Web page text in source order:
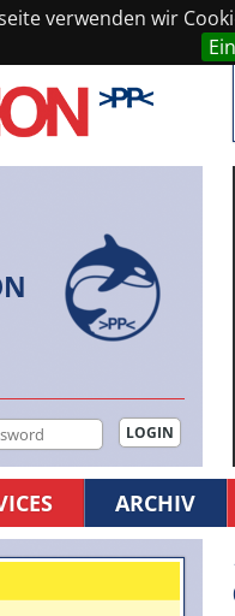
verwenden wir
ARCHIV